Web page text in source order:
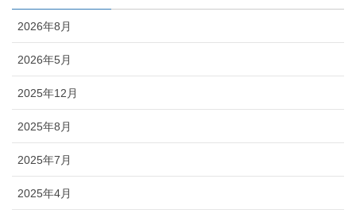
2026年8月
2026年5月
2025年12月
2025年8月
2025年7月
2025年4月